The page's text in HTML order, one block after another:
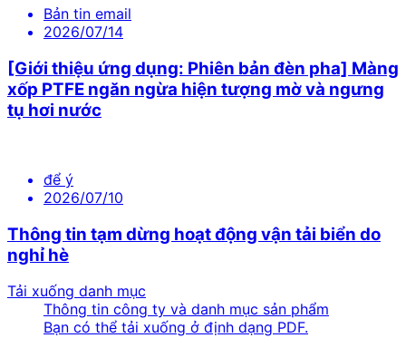
Bản tin email
2026/07/14
[Giới thiệu ứng dụng: Phiên bản đèn pha] Màng
xốp PTFE ngăn ngừa hiện tượng mờ và ngưng
tụ hơi nước
để ý
2026/07/10
Thông tin tạm dừng hoạt động vận tải biển do
nghỉ hè
Tải xuống danh mục
Thông tin công ty và danh mục sản phẩm
Bạn có thể tải xuống ở định dạng PDF.